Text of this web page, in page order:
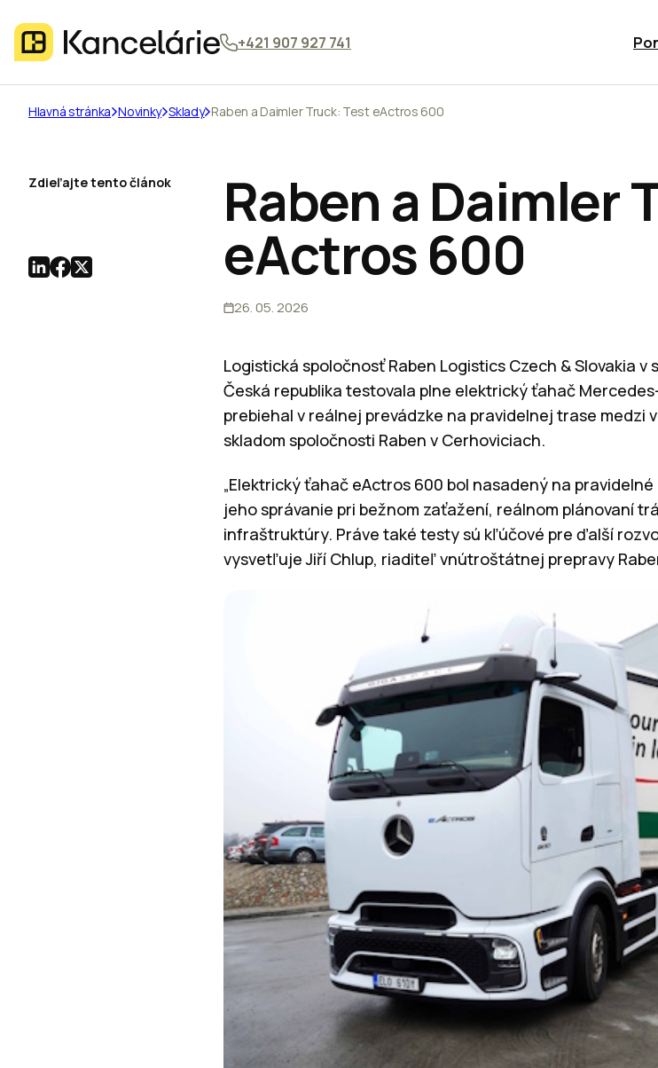
+421 907 927 741
Hlavná stránka Novinky Sklady Raben a Daimler Truck: Test eActros 600
Raben a Daimler
eActros 600
26. 05. 2026
Logistická spoločnosť Raben Logistics Czech & Slovakia
Česká republika testovala plne elektrický ťahač
prebiehal v reálnej prevádzke na pravidelnej trase medzi
skladom spoločnosti Raben v Cerhoviciach.
„Elektrický ťahač eActros 600 bol nasadený na
jeho správanie pri bežnom zaťažení, reálnom plánovaní
infraštruktúry. Práve také testy sú kľúčové pre ďalší
vysvetľuje Jiří Chlup, riaditeľ vnútroštátnej prepravy
Zdieľajte tento článok